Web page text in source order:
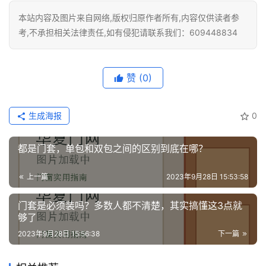
门
卧
卫
生
间
门
庭
院
大
门
本站内容及图片来自网络,版权归原作者所有,内容仅供读者参
考,不承担相关法律责任,如有侵犯请联系我们：609448834
赞 (0)
0
生成海报
都是门套，单包和双包之间的区别到底在哪？
上一篇 2023年9月28日 15:53:58
门套是必须装吗？多数人都不清楚，其实搞懂这3点就
够了
下一篇
2023年9月28日 15:56:38